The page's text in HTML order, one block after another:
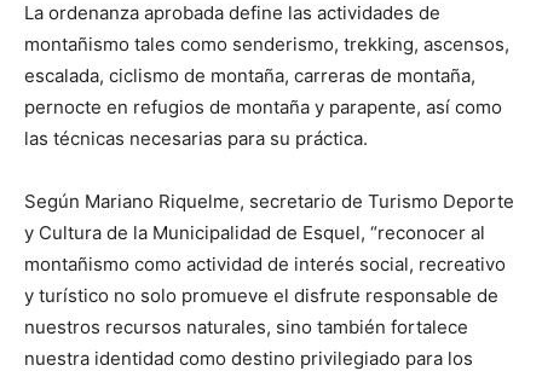
La ordenanza aprobada define las actividades de
montañismo tales como senderismo, trekking, ascensos,
escalada, ciclismo de montaña, carreras de montaña,
pernocte en refugios de montaña y parapente, así como
las técnicas necesarias para su práctica.
Según Mariano Riquelme, secretario de Turismo Deporte
y Cultura de la Municipalidad de Esquel, “reconocer al
montañismo como actividad de interés social, recreativo
y turístico no solo promueve el disfrute responsable de
nuestros recursos naturales, sino también fortalece
nuestra identidad como destino privilegiado para los